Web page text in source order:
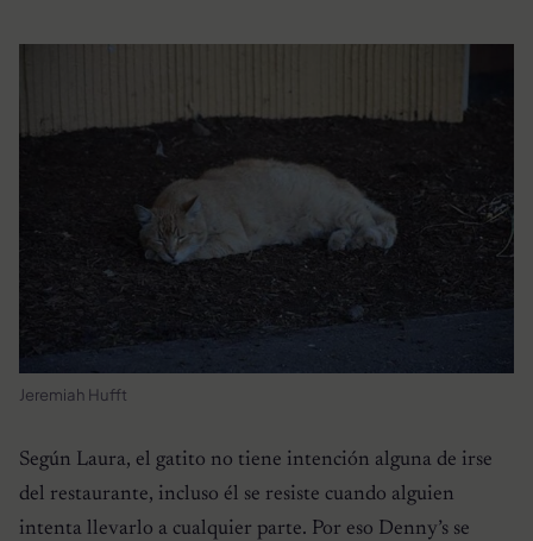
Jeremiah Hufft
Según Laura, el gatito no tiene intención alguna de irse
del restaurante, incluso él se resiste cuando alguien
intenta llevarlo a cualquier parte. Por eso Denny’s se